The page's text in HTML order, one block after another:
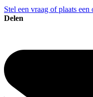
Stel een vraag of plaats
Delen